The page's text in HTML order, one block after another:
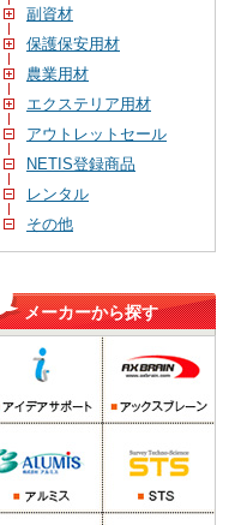
副資材
保護保安用材
農業用材
エクステリア用材
アウトレットセール
NETIS登録商品
レンタル
その他
メーカーから探す